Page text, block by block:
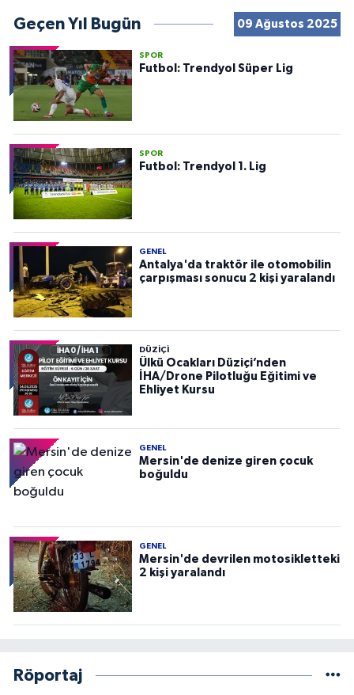
Geçen Yıl Bugün 09 Ağustos 2025
SPOR
Futbol: Trendyol Süper Lig
SPOR
Futbol: Trendyol 1. Lig
GENEL
Antalya'da traktör ile otomobilin
çarpışması sonucu 2 kişi yaralandı
DÜZIÇI
Ülkü Ocakları Düziçi’nden
İHA/Drone Pilotluğu Eğitimi ve
Ehliyet Kursu
GENEL
Mersin'de denize giren çocuk
boğuldu
GENEL
Mersin'de devrilen motosikletteki
2 kişi yaralandı
Röportaj